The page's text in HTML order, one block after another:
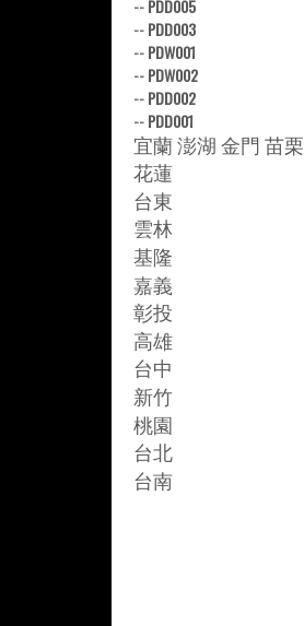
--PDD005
--PDD003
--PDW001
--PDW002
--PDD002
--PDD001
宜蘭 澎湖 金門 苗栗
花蓮
台東
雲林
基隆
嘉義
彰投
高雄
台中
新竹
桃園
台北
台南